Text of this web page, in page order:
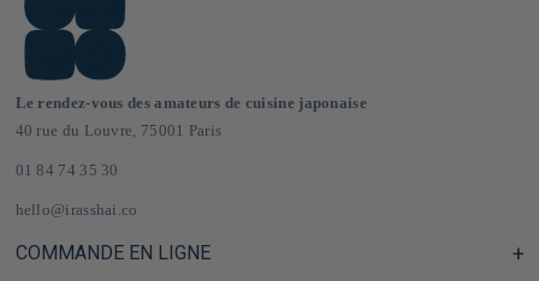
Le rendez-vous des amateurs de cuisine japonaise
40 rue du Louvre, 75001 Paris
01 84 74 35 30
hello@irasshai.co
COMMANDE EN LIGNE